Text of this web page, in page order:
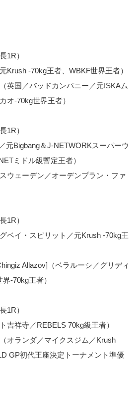
1R）
Krush -70kg王者、WBKF世界王者）
英国／バッドカンパニー／元ISKAム
オ-70kg世界王者）
1R）
Bigbang＆J-NETWORKスーパーウ
ミドル級暫定王者）
ウェーデン／オーデンプラン・ファ
1R）
ベイ・スピリット／元Krush -70kg王
Allazov]（ベラルーシ／グリディ
-70kg王者）
1R）
吉祥寺／REBELS 70kg級王者）
オランダ／マイクスジム／Krush
GP初代王座決定トーナメント準優